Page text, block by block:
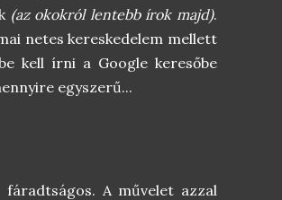
(az okokról lentebb írok majd).
netes kereskedelem mellett
kell írni a Google keresőbe
egyszerű...
A művelet azzal